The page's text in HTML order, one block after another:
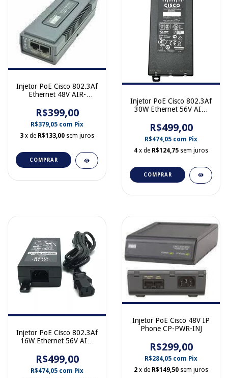
Injetor PoE Cisco 802.3Af
Ethernet 48V AIR-
R$399,00
R$379,05 com Pix
3 x de R$133,00 sem juros
COMPRAR
Injetor PoE Cisco 802.3Af
30W Ethernet 56V AIR-
R$499,00
R$474,05 com Pix
4 x de R$124,75 sem juros
COMPRAR
Injetor PoE Cisco 802.3Af
16W Ethernet 56V AIR-
341-0556-01
R$499,00
R$474,05 com Pix
Injetor PoE Cisco 48V IP
Phone CP-PWR-INJ
R$299,00
R$284,05 com Pix
2 x de R$149,50 sem juros